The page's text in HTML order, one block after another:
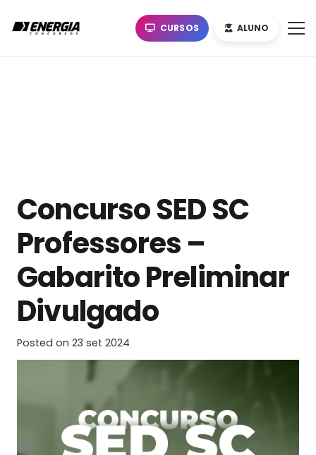
CURSOS ALUNO
Concurso SED SC
Professores –
Gabarito Preliminar
Divulgado
Posted on 23 set 2024